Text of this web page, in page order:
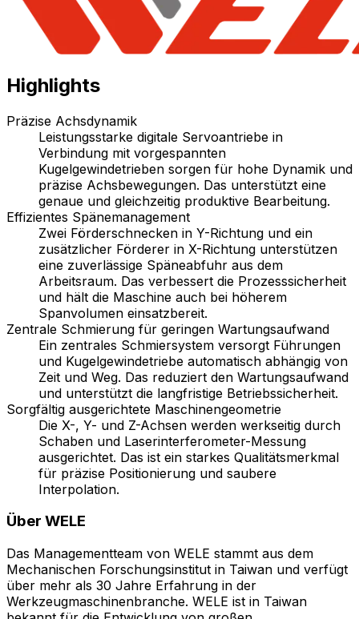
Highlights
Präzise Achsdynamik
Leistungsstarke digitale Servoantriebe in
Verbindung mit vorgespannten
Kugelgewindetrieben sorgen für hohe Dynamik und
präzise Achsbewegungen. Das unterstützt eine
genaue und gleichzeitig produktive Bearbeitung.
Effizientes Spänemanagement
Zwei Förderschnecken in Y-Richtung und ein
zusätzlicher Förderer in X-Richtung unterstützen
eine zuverlässige Späneabfuhr aus dem
Arbeitsraum. Das verbessert die Prozesssicherheit
und hält die Maschine auch bei höherem
Spanvolumen einsatzbereit.
Zentrale Schmierung für geringen Wartungsaufwand
Ein zentrales Schmiersystem versorgt Führungen
und Kugelgewindetriebe automatisch abhängig von
Zeit und Weg. Das reduziert den Wartungsaufwand
und unterstützt die langfristige Betriebssicherheit.
Sorgfältig ausgerichtete Maschinengeometrie
Die X-, Y- und Z-Achsen werden werkseitig durch
Schaben und Laserinterferometer-Messung
ausgerichtet. Das ist ein starkes Qualitätsmerkmal
für präzise Positionierung und saubere
Interpolation.
Über WELE
Das Managementteam von WELE stammt aus dem
Mechanischen Forschungsinstitut in Taiwan und verfügt
über mehr als 30 Jahre Erfahrung in der
Werkzeugmaschinenbranche. WELE ist in Taiwan